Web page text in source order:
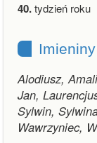
40.tydzień roku
Imieniny
Alodiusz,
Jan,
Sylwin,
Wawrzyniec,